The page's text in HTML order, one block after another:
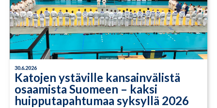
30.6.2026
Katojen ystäville kansainvälistä
osaamista Suomeen – kaksi
huipputapahtumaa syksyllä 2026